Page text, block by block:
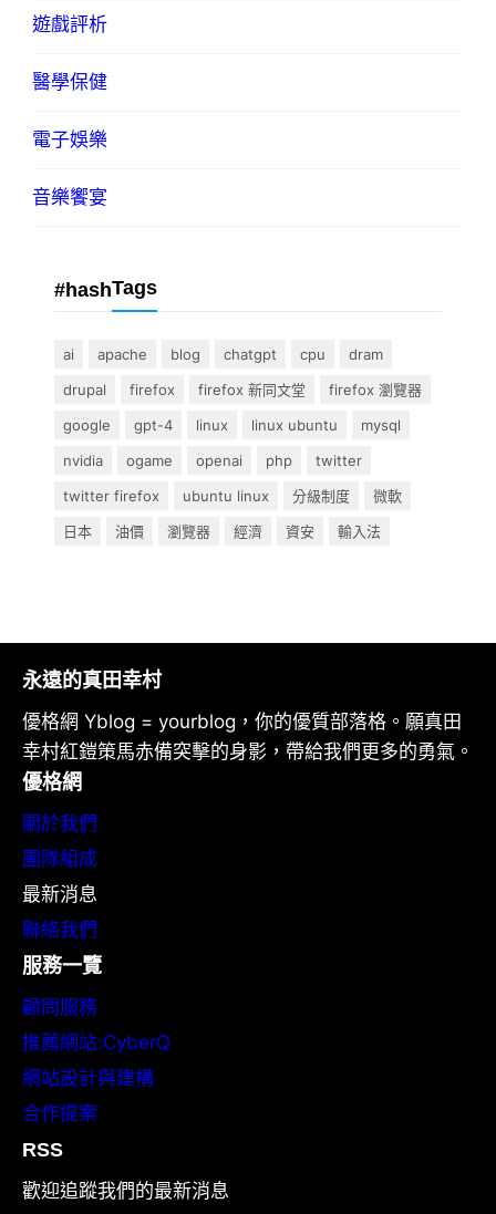
遊戲評析
醫學保健
電子娛樂
音樂饗宴
#hashTags
ai apache blog chatgpt cpu
dram
drupal
firefox firefox 新同文堂
firefox 瀏覽器
google
gpt-4 linux linux ubuntu
mysql
nvidia
ogame openai php
twitter
twitter firefox
ubuntu linux 分級制度
微軟
日本
油價 瀏覽器 經濟 資安 輸入法
永遠的真田幸村
優格網 Yblog = yourblog，你的優質部落格。願真田
幸村紅鎧策馬赤備突擊的身影，帶給我們更多的勇氣。
優格網
關於我們
團隊組成
最新消息
聯絡我們
服務一覽
顧問服務
推薦網站:CyberQ
網站設計與建構
合作提案
RSS
歡迎追蹤我們的最新消息